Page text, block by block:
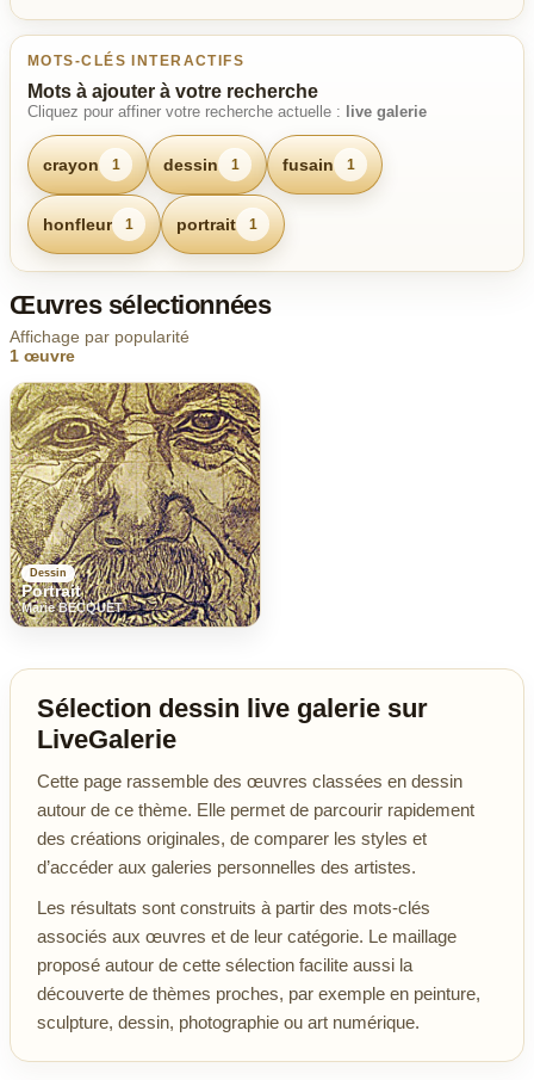
MOTS-CLÉS INTERACTIFS
Mots à ajouter à votre recherche
Cliquez pour affiner votre recherche actuelle : live galerie
crayon 1 dessin 1 fusain 1
honfleur 1 portrait 1
Œuvres sélectionnées
Affichage par popularité
1 œuvre
Dessin
Portrait
Marie BECQUET
Sélection dessin live galerie sur
LiveGalerie
Cette page rassemble des œuvres classées en dessin
autour de ce thème. Elle permet de parcourir rapidement
des créations originales, de comparer les styles et
d’accéder aux galeries personnelles des artistes.
Les résultats sont construits à partir des mots-clés
associés aux œuvres et de leur catégorie. Le maillage
proposé autour de cette sélection facilite aussi la
découverte de thèmes proches, par exemple en peinture,
sculpture, dessin, photographie ou art numérique.